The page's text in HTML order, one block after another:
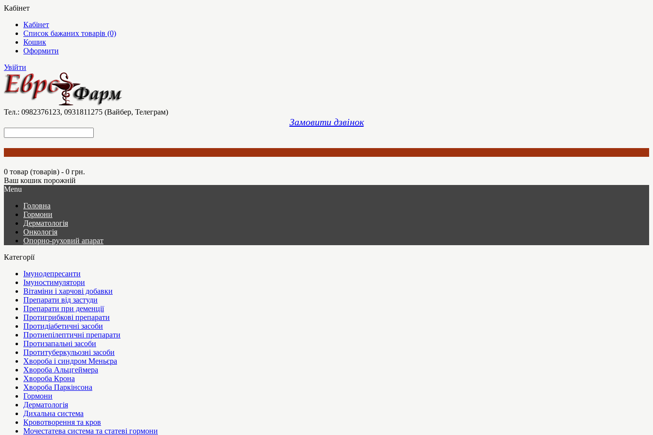
Кабінет
Кабінет
Список бажаних товарів (0)
Кошик
Оформити
Увійти
Тел.: 0982376123, 0931811275 (Вайбер, Телеграм)
Замовити дзвінок
0 товар (товарів) - 0 грн.
Ваш кошик порожній
Menu
Головна
Гормони
Дерматологія
Онкологія
Опорно-руховий апарат
Категорії
Імунодепресанти
Імуностимулятори
Вітаміни і харчові добавки
Препарати від застуди
Препарати при деменції
Протигрибкові препарати
Протидіабетичні засоби
Протиепілептичні препарати
Протизапальні засоби
Протитуберкульозні засоби
Хвороба і синдром Меньєра
Хвороба Альцгеймера
Хвороба Крона
Хвороба Паркінсона
Гормони
Дерматологія
Дихальна система
Кровотворення та кров
Мочестатева система та статеві гормони